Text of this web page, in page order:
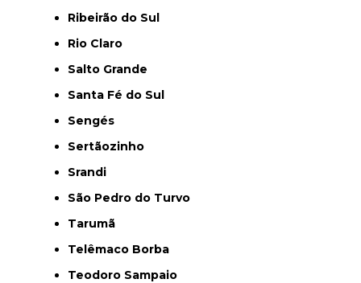
Ribeirão do Sul
Rio Claro
Salto Grande
Santa Fé do Sul
Sengés
Sertãozinho
Srandi
São Pedro do Turvo
Tarumã
Telêmaco Borba
Teodoro Sampaio